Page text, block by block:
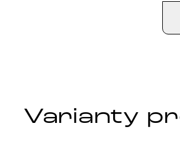
Varianty